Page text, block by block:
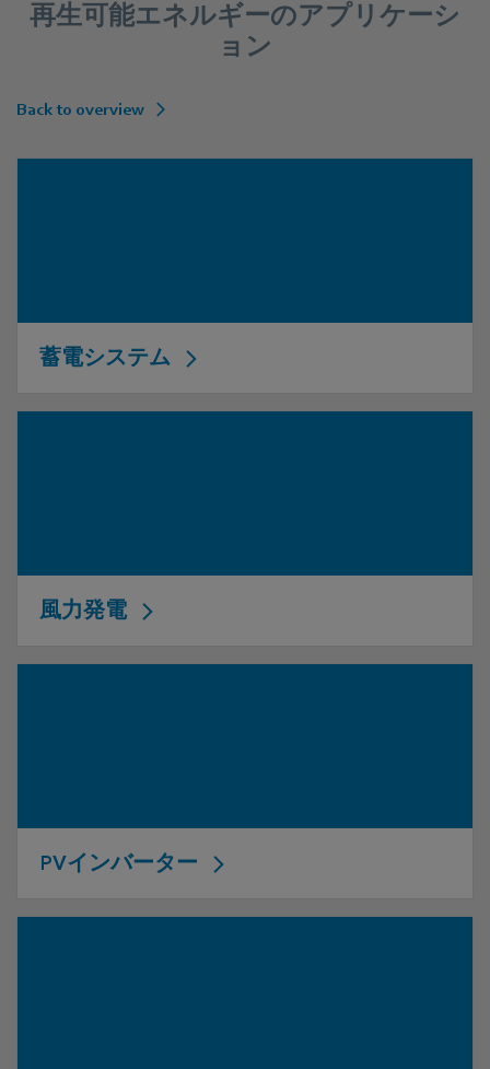
再生可能エネルギーのアプリケーシ
ョン
Back to overview
蓄電システム
風力発電
PVインバーター